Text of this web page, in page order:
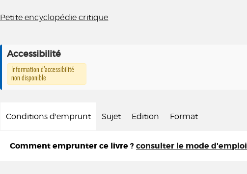
Petite encyclopédie critique
Accessibilité
Information d’accessibilité
non disponible
Conditions d'emprunt Sujet Edition Format
Comment emprunter ce livre ? consulter le mode d'emploi